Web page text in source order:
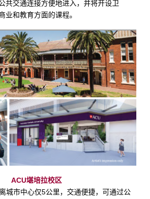
共交通连接方便地进入，并将开设卫
业和教育方面的课程。
ACU堪培拉校区
城市中心仅5公里，交通便捷，可通过公